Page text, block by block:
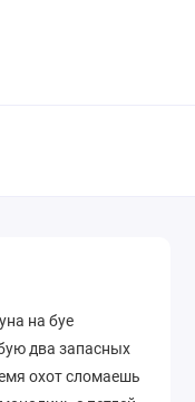
на буе
два запасных
охот сломаешь